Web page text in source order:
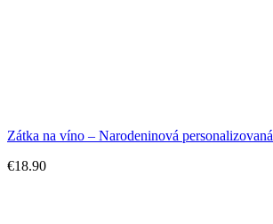
Zátka na víno – Narodeninová personalizovaná
€18.90